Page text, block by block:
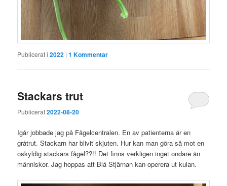
Publicerat i 2022 |1 Kommentar
Stackars trut
Publicerat2022-08-20
Igår jobbade jag på Fågelcentralen. En av patienterna är en
gråtrut. Stackarn har blivit skjuten. Hur kan man göra så mot en
oskyldig stackars fågel??!! Det finns verkligen inget ondare än
människor. Jag hoppas att Blå Stjärnan kan operera ut kulan.